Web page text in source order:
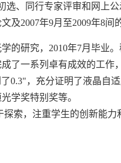
、同行专家评审和网上
及2007年9月至2009年8间
研究，2010年7月毕业
了一系列卓有成效的工
0.3"，充分证明了液晶自
学奖特别奖等。
索，注重学生的创新能